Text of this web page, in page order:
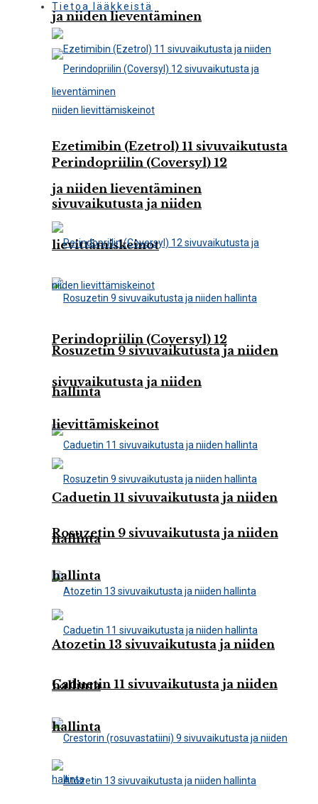
ja niiden lieventäminen
Perindopriilin (Coversyl) 12
sivuvaikutusta ja niiden
lievittämiskeinot
Rosuzetin 9 sivuvaikutusta ja niiden
hallinta
Caduetin 11 sivuvaikutusta ja niiden
hallinta
Atozetin 13 sivuvaikutusta ja niiden
hallinta
Tietoa lääkkeistä
Ezetimibin (Ezetrol) 11 sivuvaikutusta
ja niiden lieventäminen
Perindopriilin (Coversyl) 12
sivuvaikutusta ja niiden
lievittämiskeinot
Rosuzetin 9 sivuvaikutusta ja niiden
hallinta
Caduetin 11 sivuvaikutusta ja niiden
hallinta